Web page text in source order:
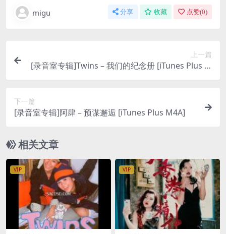
migu 分享 收藏 点赞(0)
上一篇
[录音室专辑]Twins – 我们的纪念册 [iTunes Plus M
下一篇
[录音室专辑]阿肆 – 预谋邂逅 [iTunes Plus M4A]
相关文章
VIP VIP